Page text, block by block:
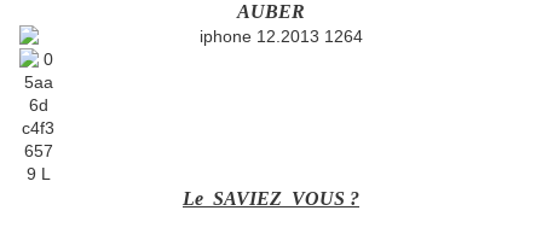
AUBER
Le SAVIEZ VOUS ?